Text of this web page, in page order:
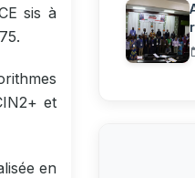
sis à
et
en